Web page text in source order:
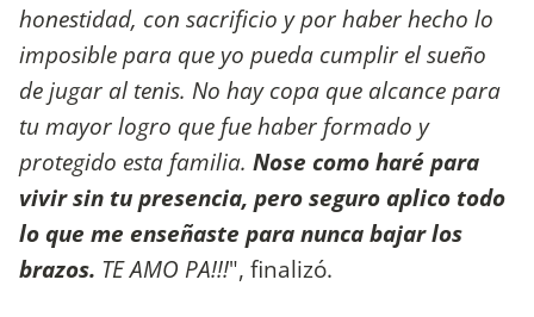
honestidad, con sacrificio y por haber hecho lo
imposible para que yo pueda cumplir el sueño
de jugar al tenis. No hay copa que alcance para
tu mayor logro que fue haber formado y
protegido esta familia. Nose como haré para
vivir sin tu presencia, pero seguro aplico todo
lo que me enseñaste para nunca bajar los
brazos. TE AMO PA!!!", finalizó.